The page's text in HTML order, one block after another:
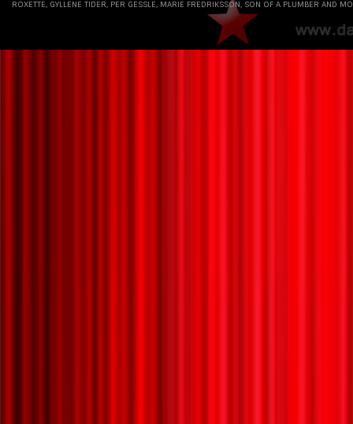
ROXETTE, GYLLENE TIDER, PER GESSLE, MARIE FREDRIKSSON, SON OF A PLUMBER AND